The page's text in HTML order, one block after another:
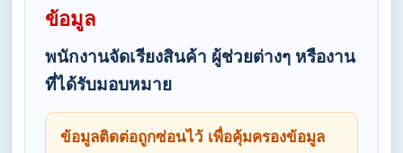
ข้อมูล
พนักงานจัดเรียงสินค้า ผู้ช่วยต่างๆ หรืองาน
ที่ได้รับมอบหมาย
ข้อมูลติดต่อถูกซ่อนไว้ เพื่อคุ้มครองข้อมูล